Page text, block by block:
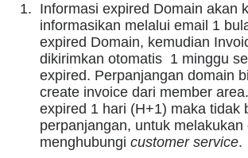
Informasi expired Domain akan
informasikan melalui email 1
expired Domain, kemudian
dikirimkan otomatis 1 minggu
expired. Perpanjangan domain
create invoice dari member
expired 1 hari (H+1) maka tidak
perpanjangan, untuk melakukan
menghubungi customer service.